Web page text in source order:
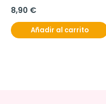
8,90 €
Añadir al carrito